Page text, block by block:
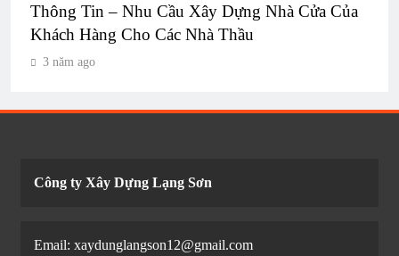
Thông Tin – Nhu Cầu Xây Dựng Nhà Cửa Của
Khách Hàng Cho Các Nhà Thầu
3 năm ago
Công ty Xây Dựng Lạng Sơn
Email: xaydunglangson12@gmail.com